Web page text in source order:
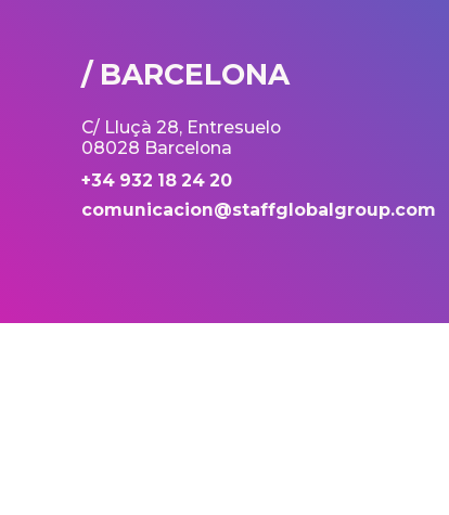
/ BARCELONA
C/ Lluçà 28, Entresuelo
08028 Barcelona
+34 932 18 24 20
comunicacion@staffglobalgroup.com